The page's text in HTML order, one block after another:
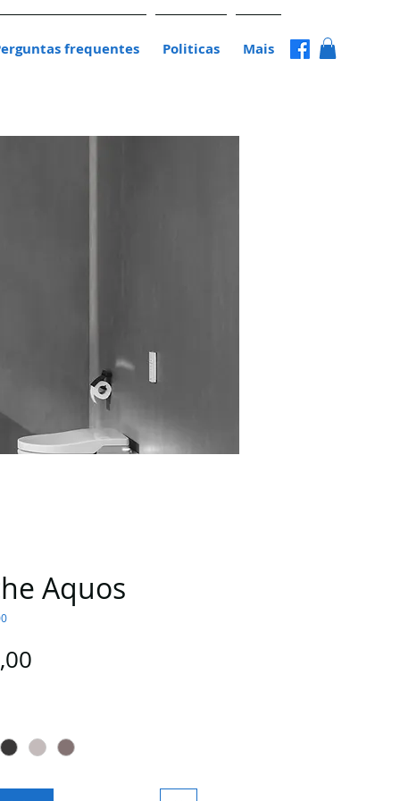
frequentes Politicas Mais
Aquos